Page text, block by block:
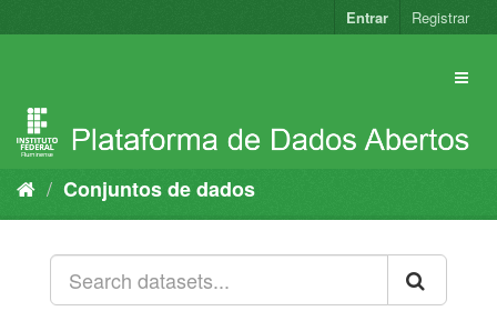
para
Entrar Registrar
Conjuntos de dados